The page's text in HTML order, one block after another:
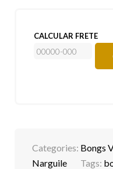
CALCULAR FRETE
Categories: Bongs
Narguile
Tags: